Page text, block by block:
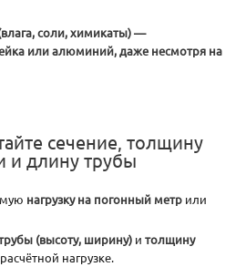
соли, химикаты) —
или алюминий, даже несмотря на
сечение, толщину
и длину трубы
нагрузку на погонный метр или
(высоту, ширину) и толщину
нагрузке.